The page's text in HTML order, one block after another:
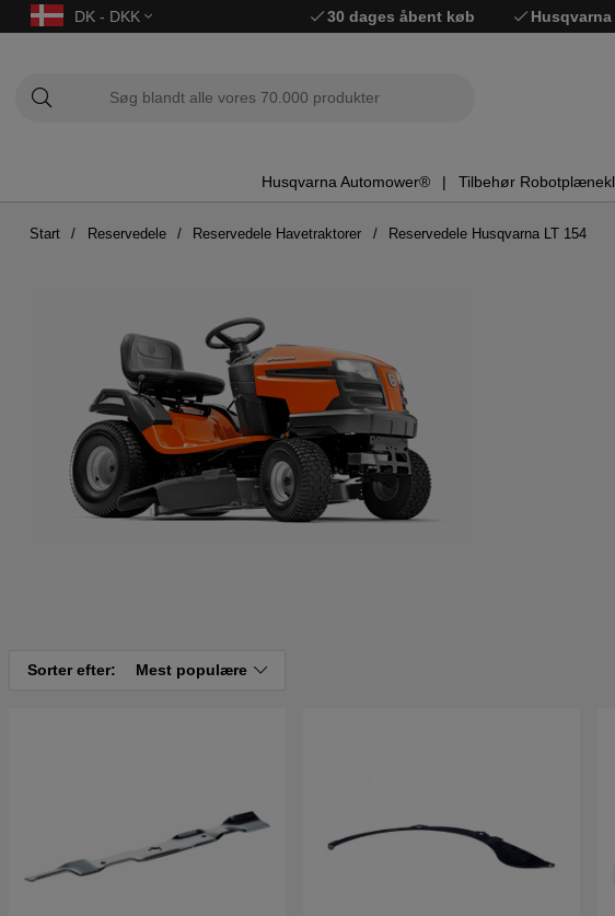
DK - DKK 30 dages åbent køb
Husqvarna Automower® Tilbehør
Start Reservedele Reservedele Havetraktorer Reservedele Husqvarna LT 154
Sorter efter:
Mest populære